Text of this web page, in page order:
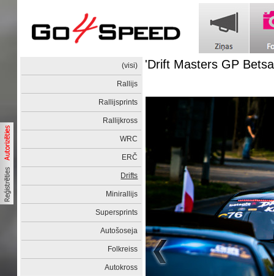
(visi)
Rallijs
Rallijsprints
Rallijkross
WRC
ERČ
Drifts
Minirallijs
Supersprints
Autošoseja
Folkreiss
Autokross
'Drift Masters GP